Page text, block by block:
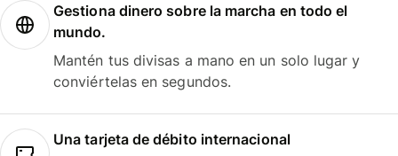
Gestiona dinero sobre la marcha en todo el
mundo.
Mantén tus divisas a mano en un solo lugar y
conviértelas en segundos.
Una tarjeta de débito internacional